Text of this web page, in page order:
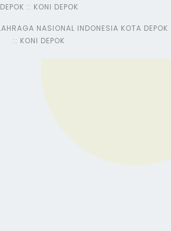
DEPOK :: KONI DEPOK
NASIONAL INDONESIA KOTA DEPOK
:: KONI DEPOK